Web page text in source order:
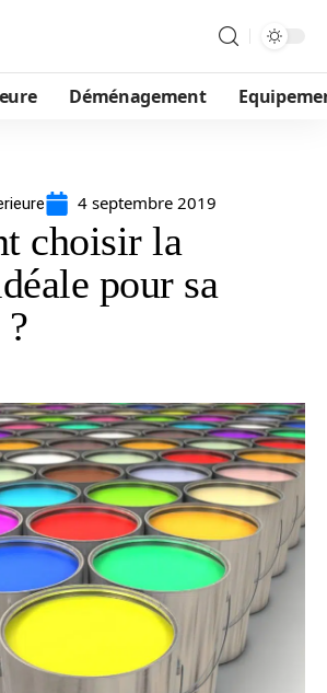
Déménagement
4 septembre 2019
choisir la
pour sa